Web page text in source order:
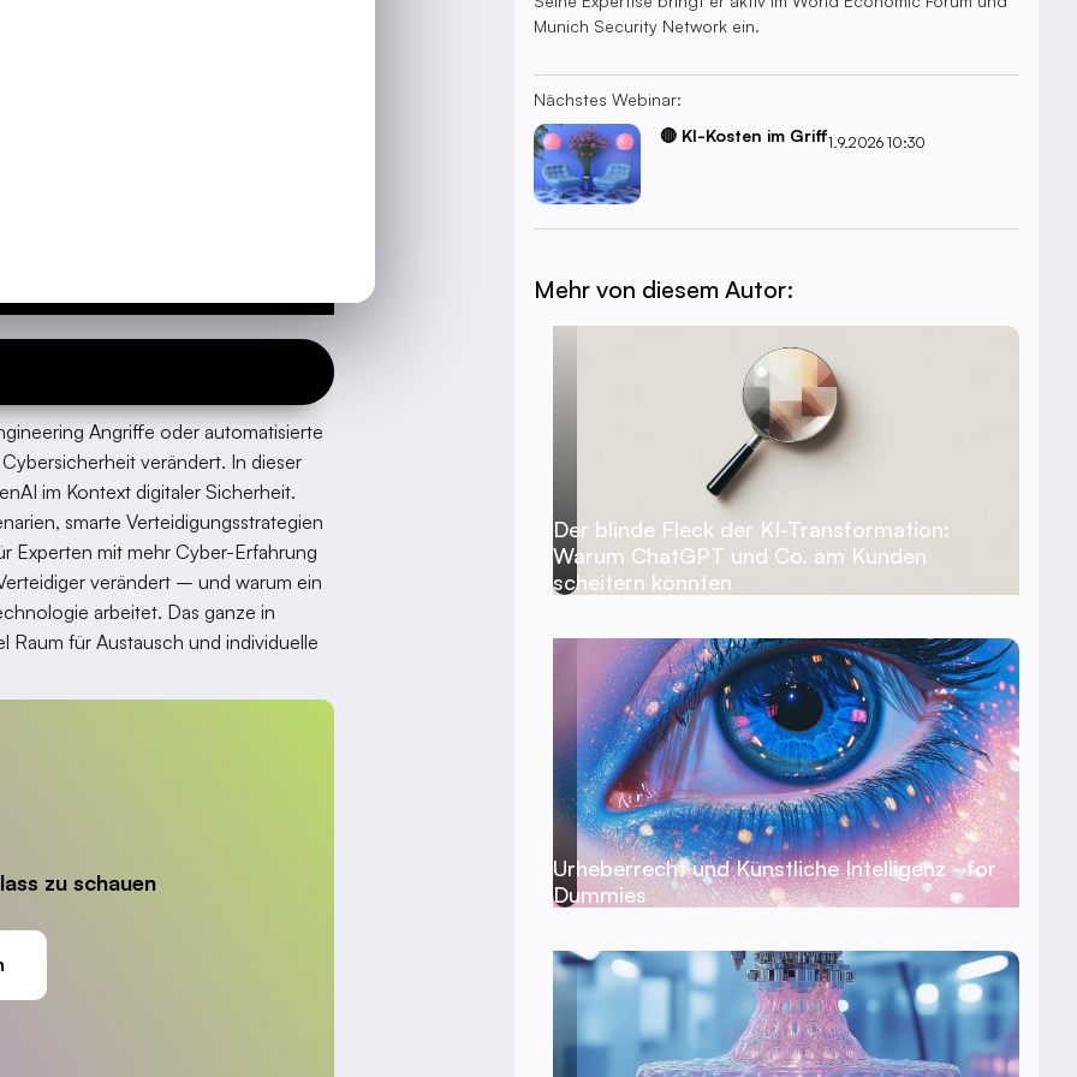
Angriffe oder automatisierte
verändert. In dieser
im Kontext digitaler Sicherheit.
smarte Verteidigungsstrategien
Experten mit mehr Cyber-Erfahrung
verändert – und warum ein
arbeitet. Das ganze in
Raum für Austausch und individuelle
zu schauen
Munich Security Network ein.
Nächstes Webinar:
🔴 KI-Kosten im Griff1.9.2026 10:30
Mehr von diesem Autor:
Der blinde Fleck der KI-Transformation:
Warum ChatGPT und Co. am Kunden
scheitern könnten
Urheberrecht und Künstliche Intelligenz - for
Dummies